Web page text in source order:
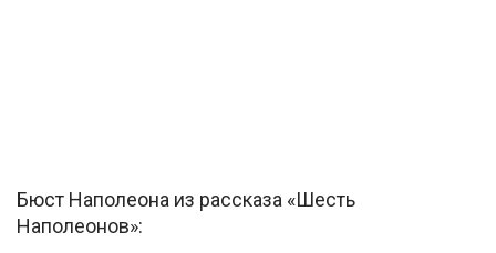
Бюст Наполеона из рассказа «Шесть
Наполеонов»: